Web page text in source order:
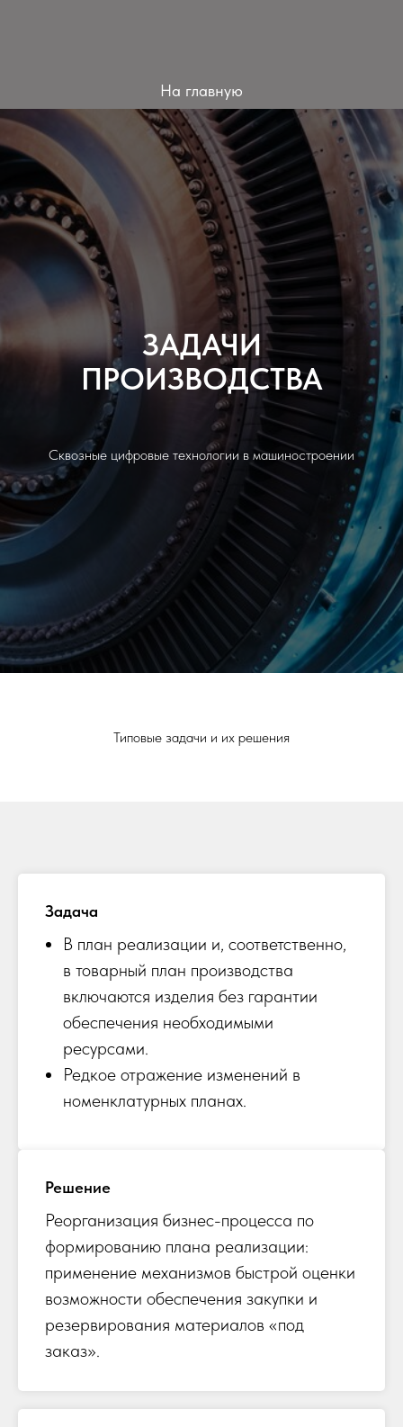
На главную
ЗАДАЧИ
ПРОИЗВОДСТВА
Сквозные цифровые технологии в машиностроении
Типовые задачи и их решения
Задача
В план реализации и, соответственно,
в товарный план производства
включаются изделия без гарантии
обеспечения необходимыми
ресурсами.
Редкое отражение изменений в
номенклатурных планах.
Решение
Реорганизация бизнес-процесса по
формированию плана реализации:
применение механизмов быстрой оценки
возможности обеспечения закупки и
резервирования материалов «под
заказ».